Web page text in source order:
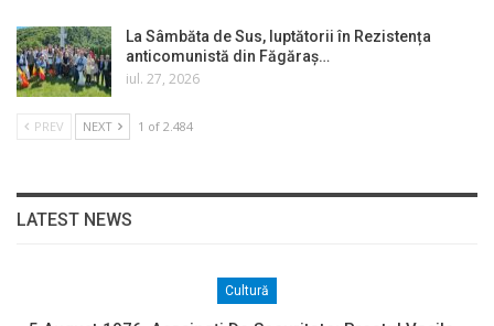
La Sâmbăta de Sus, luptătorii în Rezistența
anticomunistă din Făgăraș…
iul. 27, 2026
PREV NEXT 1 of 2.484
LATEST NEWS
Cultură